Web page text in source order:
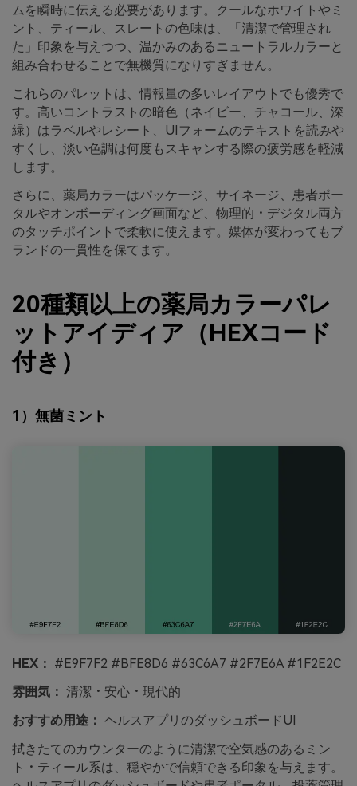
ムを瞬時に伝える必要があります。クールなホワイトやミ
ント、ティール、スレートの色味は、「清潔で管理され
た」印象を与えつつ、温かみのあるニュートラルカラーと
組み合わせることで無機質になりすぎません。
これらのパレットは、情報量の多いレイアウトでも優秀で
す。高いコントラストの暗色（ネイビー、チャコール、深
緑）はラベルやレシート、UIフォームのテキストを読みや
すくし、淡い色調は何度もスキャンする際の疲労感を軽減
します。
さらに、薬局カラーはパッケージ、サイネージ、患者ポー
タルやオンボーディング画面など、物理的・デジタル両方
のタッチポイントで柔軟に使えます。媒体が変わってもブ
ランドの一貫性を保てます。
20種類以上の薬局カラーパレ
ットアイディア（HEXコード
付き）
1）無菌ミント
HEX： #E9F7F2 #BFE8D6 #63C6A7 #2F7E6A #1F2E2C
雰囲気： 清潔・安心・現代的
おすすめ用途： ヘルスアプリのダッシュボードUI
拭きたてのカウンターのように清潔で空気感のあるミン
ト・ティール系は、穏やかで信頼できる印象を与えます。